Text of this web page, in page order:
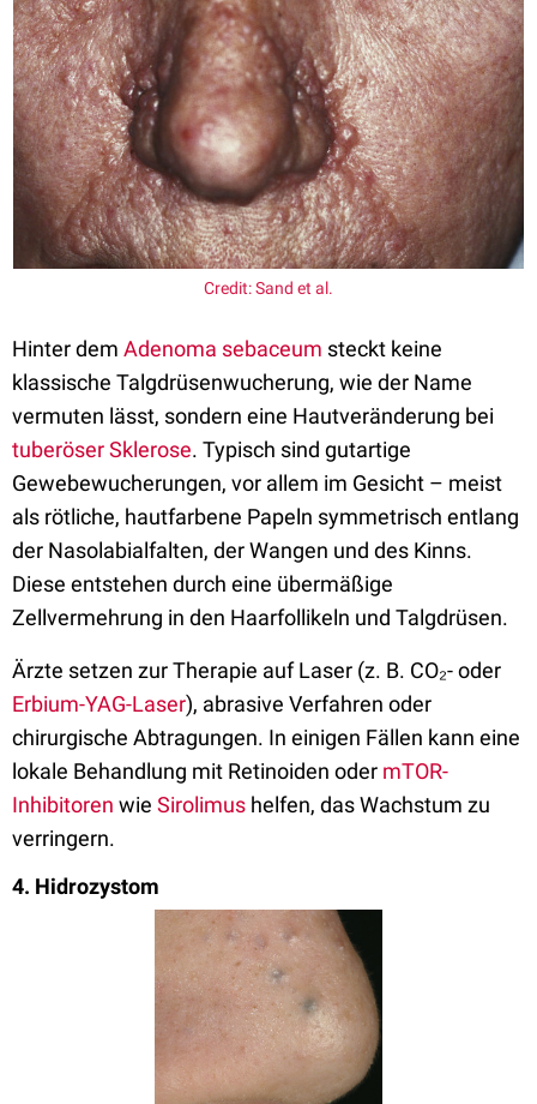
Credit: Sand et al.
Hinter dem Adenoma sebaceum steckt keine
klassische Talgdrüsenwucherung, wie der Name
vermuten lässt, sondern eine Hautveränderung bei
tuberöser Sklerose. Typisch sind gutartige
Gewebewucherungen, vor allem im Gesicht – meist
als rötliche, hautfarbene Papeln symmetrisch entlang
der Nasolabialfalten, der Wangen und des Kinns.
Diese entstehen durch eine übermäßige
Zellvermehrung in den Haarfollikeln und Talgdrüsen.
Ärzte setzen zur Therapie auf Laser (z. B. CO₂- oder
Erbium-YAG-Laser), abrasive Verfahren oder
chirurgische Abtragungen. In einigen Fällen kann eine
lokale Behandlung mit Retinoiden oder mTOR-
Inhibitoren wie Sirolimus helfen, das Wachstum zu
verringern.
4. Hidrozystom